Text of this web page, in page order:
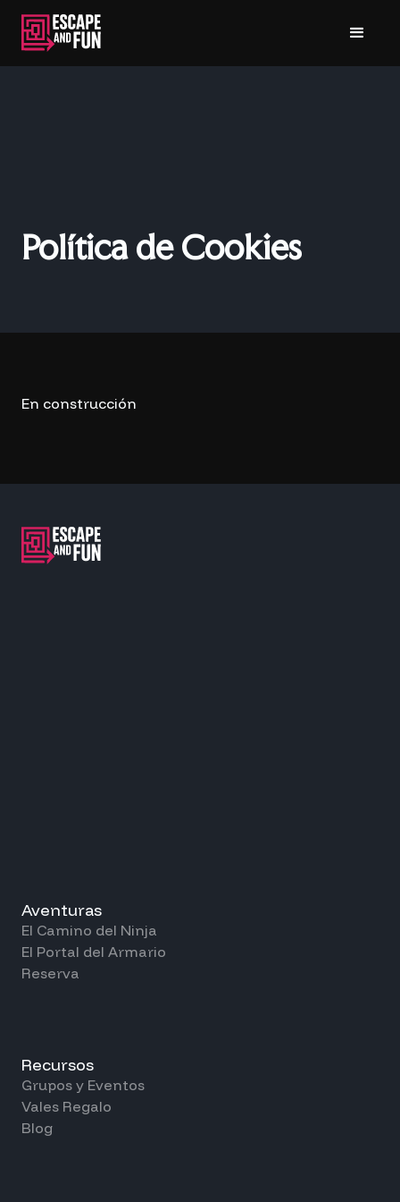
Política de Cookies
En construcción
Aventuras
El Camino del Ninja
El Portal del Armario
Reserva
Recursos
Grupos y Eventos
Vales Regalo
Blog